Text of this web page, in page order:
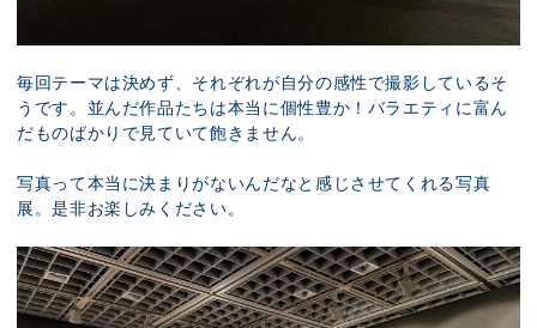
毎回テーマは決めず、それぞれが自分の感性で撮影しているそ
うです。並んだ作品たちは本当に個性豊か！バラエティに富ん
だものばかりで見ていて飽きません。
写真って本当に決まりがないんだなと感じさせてくれる写真
展。是非お楽しみください。